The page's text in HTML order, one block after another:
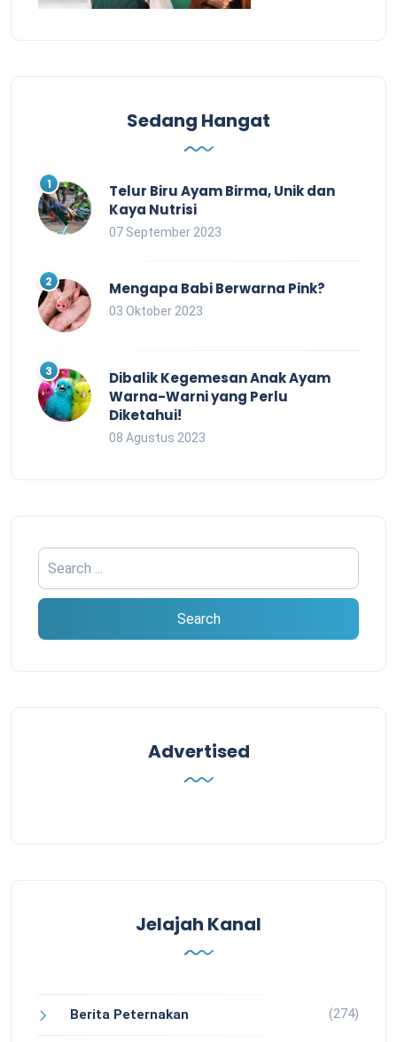
Sedang Hangat
Telur Biru Ayam Birma, Unik dan
Kaya Nutrisi
07 September 2023
Mengapa Babi Berwarna Pink?
03 Oktober 2023
Dibalik Kegemesan Anak Ayam
Warna-Warni yang Perlu
Diketahui!
08 Agustus 2023
Advertised
Jelajah Kanal
Berita Peternakan (274)